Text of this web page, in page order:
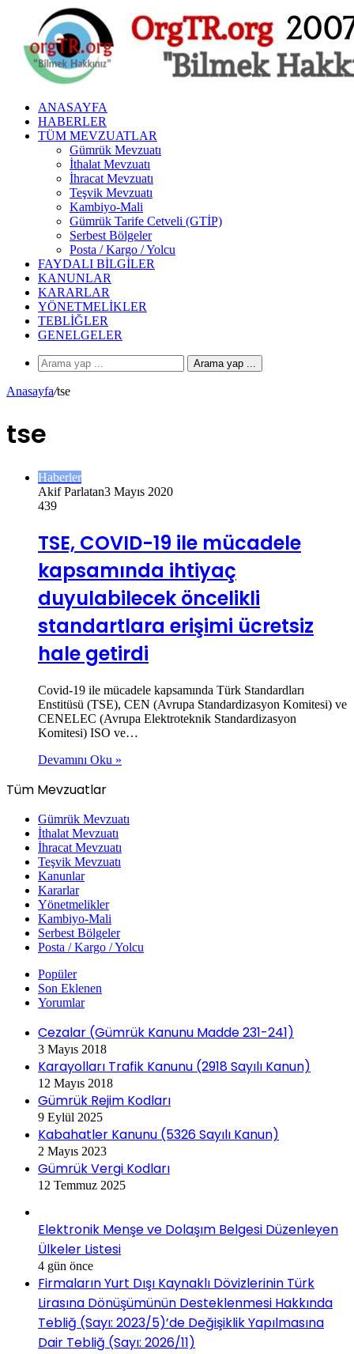
ANASAYFA
HABERLER
TÜM MEVZUATLAR
Gümrük Mevzuatı
İthalat Mevzuatı
İhracat Mevzuatı
Teşvik Mevzuatı
Kambiyo-Mali
Gümrük Tarife Cetveli (GTİP)
Serbest Bölgeler
Posta / Kargo / Yolcu
FAYDALI BILGILER
KANUNLAR
KARARLAR
YÖNETMELIKLER
TEBLIĞLER
GENELGELER
Arama yap ...
Anasayfa/tse
tse
Haberler
Akif Parlatan3 Mayıs 2020
439
TSE, COVID-19 ile mücadele
kapsamında ihtiyaç
duyulabilecek öncelikli
standartlara erişimi ücretsiz
hale getirdi
Covid-19 ile mücadele kapsamında Türk Standardları
Enstitüsü (TSE), CEN (Avrupa Standardizasyon Komitesi) ve
CENELEC (Avrupa Elektroteknik Standardizasyon
Komitesi) ISO ve…
Devamını Oku »
Tüm Mevzuatlar
Gümrük Mevzuatı
İthalat Mevzuatı
İhracat Mevzuatı
Teşvik Mevzuatı
Kanunlar
Kararlar
Yönetmelikler
Kambiyo-Mali
Serbest Bölgeler
Posta / Kargo / Yolcu
Popüler
Son Eklenen
Yorumlar
Cezalar (Gümrük Kanunu Madde 231-241)
3 Mayıs 2018
Karayolları Trafik Kanunu (2918 Sayılı Kanun)
12 Mayıs 2018
Gümrük Rejim Kodları
9 Eylül 2025
Kabahatler Kanunu (5326 Sayılı Kanun)
2 Mayıs 2023
Gümrük Vergi Kodları
12 Temmuz 2025
Elektronik Menşe ve Dolaşım Belgesi Düzenleyen
Ülkeler Listesi
4 gün önce
Firmaların Yurt Dışı Kaynaklı Dövizlerinin Türk
Lirasına Dönüşümünün Desteklenmesi Hakkında
Tebliğ (Sayı: 2023/5)’de Değişiklik Yapılmasına
Dair Tebliğ (Sayı: 2026/11)